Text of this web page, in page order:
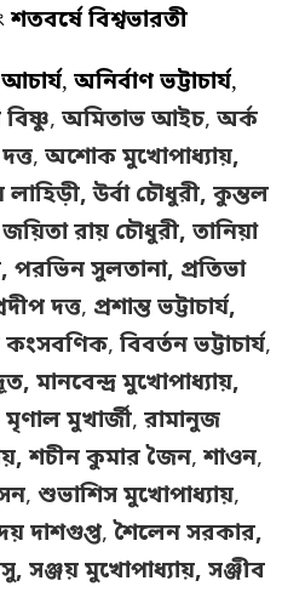
শতবর্ষে বিশ্বভারতী
, অনির্বাণ ভট্টাচার্য,
, অমিতাভ আইচ, অর্ক
, অশোক মুখোপাধ্যায়,
উর্বা চৌধুরী, কুন্তল
জয়িতা রায় চৌধুরী, তানিয়া
পরভিন সুলতানা, প্রতিভা
দত্ত, প্রশান্ত ভট্টাচার্য,
কংসবণিক, বিবর্তন ভট্টাচার্য,
মানবেন্দ্র মুখোপাধ্যায়,
মৃণাল মুখার্জী, রামানুজ
শচীন কুমার জৈন,শাওন,
, শুভাশিস মুখোপাধ্যায়,
দাশগুপ্ত, শৈলেন সরকার,
সঞ্জয় মুখোপাধ্যায়, সঞ্জীব